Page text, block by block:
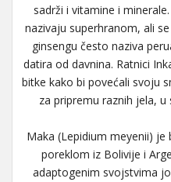
sadrži i vitamine i
nazivaju superhranom, ali
ginsengu često naziva
datira od davnina. Ratnici
bitke kako bi povećali svoju
za pripremu raznih jela,
Maka (Lepidium meyenii) je
poreklom iz Bolivije i
adaptogenim svojstvima